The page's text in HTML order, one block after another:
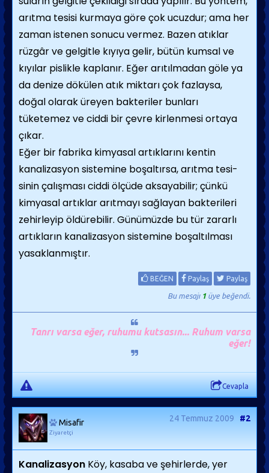
arıtma tesisi kur­maya göre çok ucuzdur; ama her
zaman istenen sonucu vermez. Bazen atıklar
rüzgâr ve gelgitle kıyıya gelir, bütün kumsal ve
kıyılar pislikle kaplanır. Eğer arıtılmadan göle ya
da denize dökülen atık miktarı çok fazlaysa,
doğal olarak üreyen bakteriler bun­ları
tüketemez ve ciddi bir çevre kirlenmesi ortaya
çıkar.
Eğer bir fabrika kimyasal artıklarını kentin
kanalizasyon sistemine boşaltırsa, arıtma tesi­
sinin çalışması ciddi ölçüde aksayabilir; çünkü
kimyasal artıklar arıtmayı sağlayan bakterileri
zehirleyip öldürebilir. Günümüzde bu tür za­rarlı
artıkların kanalizasyon sistemine boşal­tılması
yasaklanmıştır.
BEĞEN Paylaş Paylaş
Bu mesajı 1üye beğendi.
Tanrı varsa eğer, ruhumu kutsasın... Ruhum varsa
eğer!
Cevapla
Misafir
Ziyaretçi
24 Temmuz 2009 #2
Kanalizasyon Köy, kasaba ve şehirlerde, yer